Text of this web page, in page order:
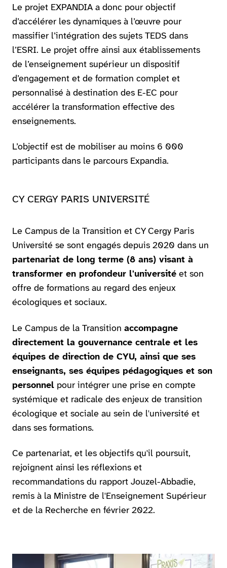
Le projet EXPANDIA a donc pour objectif
d’accélérer les dynamiques à l’œuvre pour
massifier l’intégration des sujets TEDS dans
l’ESRI. Le projet offre ainsi aux établissements
de l’enseignement supérieur un dispositif
d’engagement et de formation complet et
personnalisé à destination des E-EC pour
accélérer la transformation effective des
enseignements.
L’objectif est de mobiliser au moins 6 000
participants dans le parcours Expandia.
CY CERGY PARIS UNIVERSITÉ
Le Campus de la Transition et CY Cergy Paris
Université se sont engagés depuis 2020 dans un
partenariat de long terme (8 ans) visant à
transformer en profondeur l'université et son
offre de formations au regard des enjeux
écologiques et sociaux.
Le Campus de la Transition accompagne
directement la gouvernance centrale et les
équipes de direction de CYU, ainsi que ses
enseignants, ses équipes pédagogiques et son
personnel pour intégrer une prise en compte
systémique et radicale des enjeux de transition
écologique et sociale au sein de l'université et
dans ses formations.
Ce partenariat, et les objectifs qu'il poursuit,
rejoignent ainsi les réflexions et
recommandations du rapport Jouzel-Abbadie,
remis à la Ministre de l'Enseignement Supérieur
et de la Recherche en février 2022.
Agrandir l'image